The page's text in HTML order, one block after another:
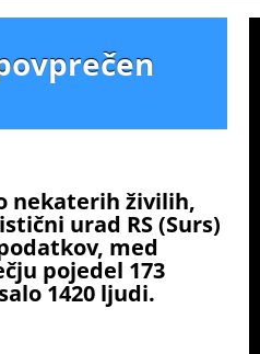
nekaterih živilih,
urad RS (Surs)
med
pojedel 173
1420 ljudi.